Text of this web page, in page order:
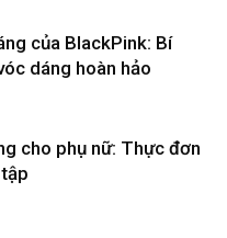
của BlackPink: Bí
dáng hoàn hảo
cho phụ nữ: Thực đơn